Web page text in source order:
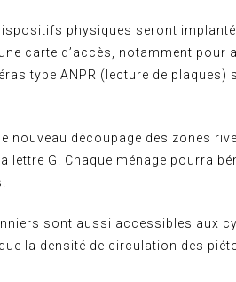
physiques seront
carte d’accès, notamment pour
type ANPR (lecture de plaques)
nouveau découpage des zones
G. Chaque ménage pourra
sont aussi accessibles aux
la densité de circulation des